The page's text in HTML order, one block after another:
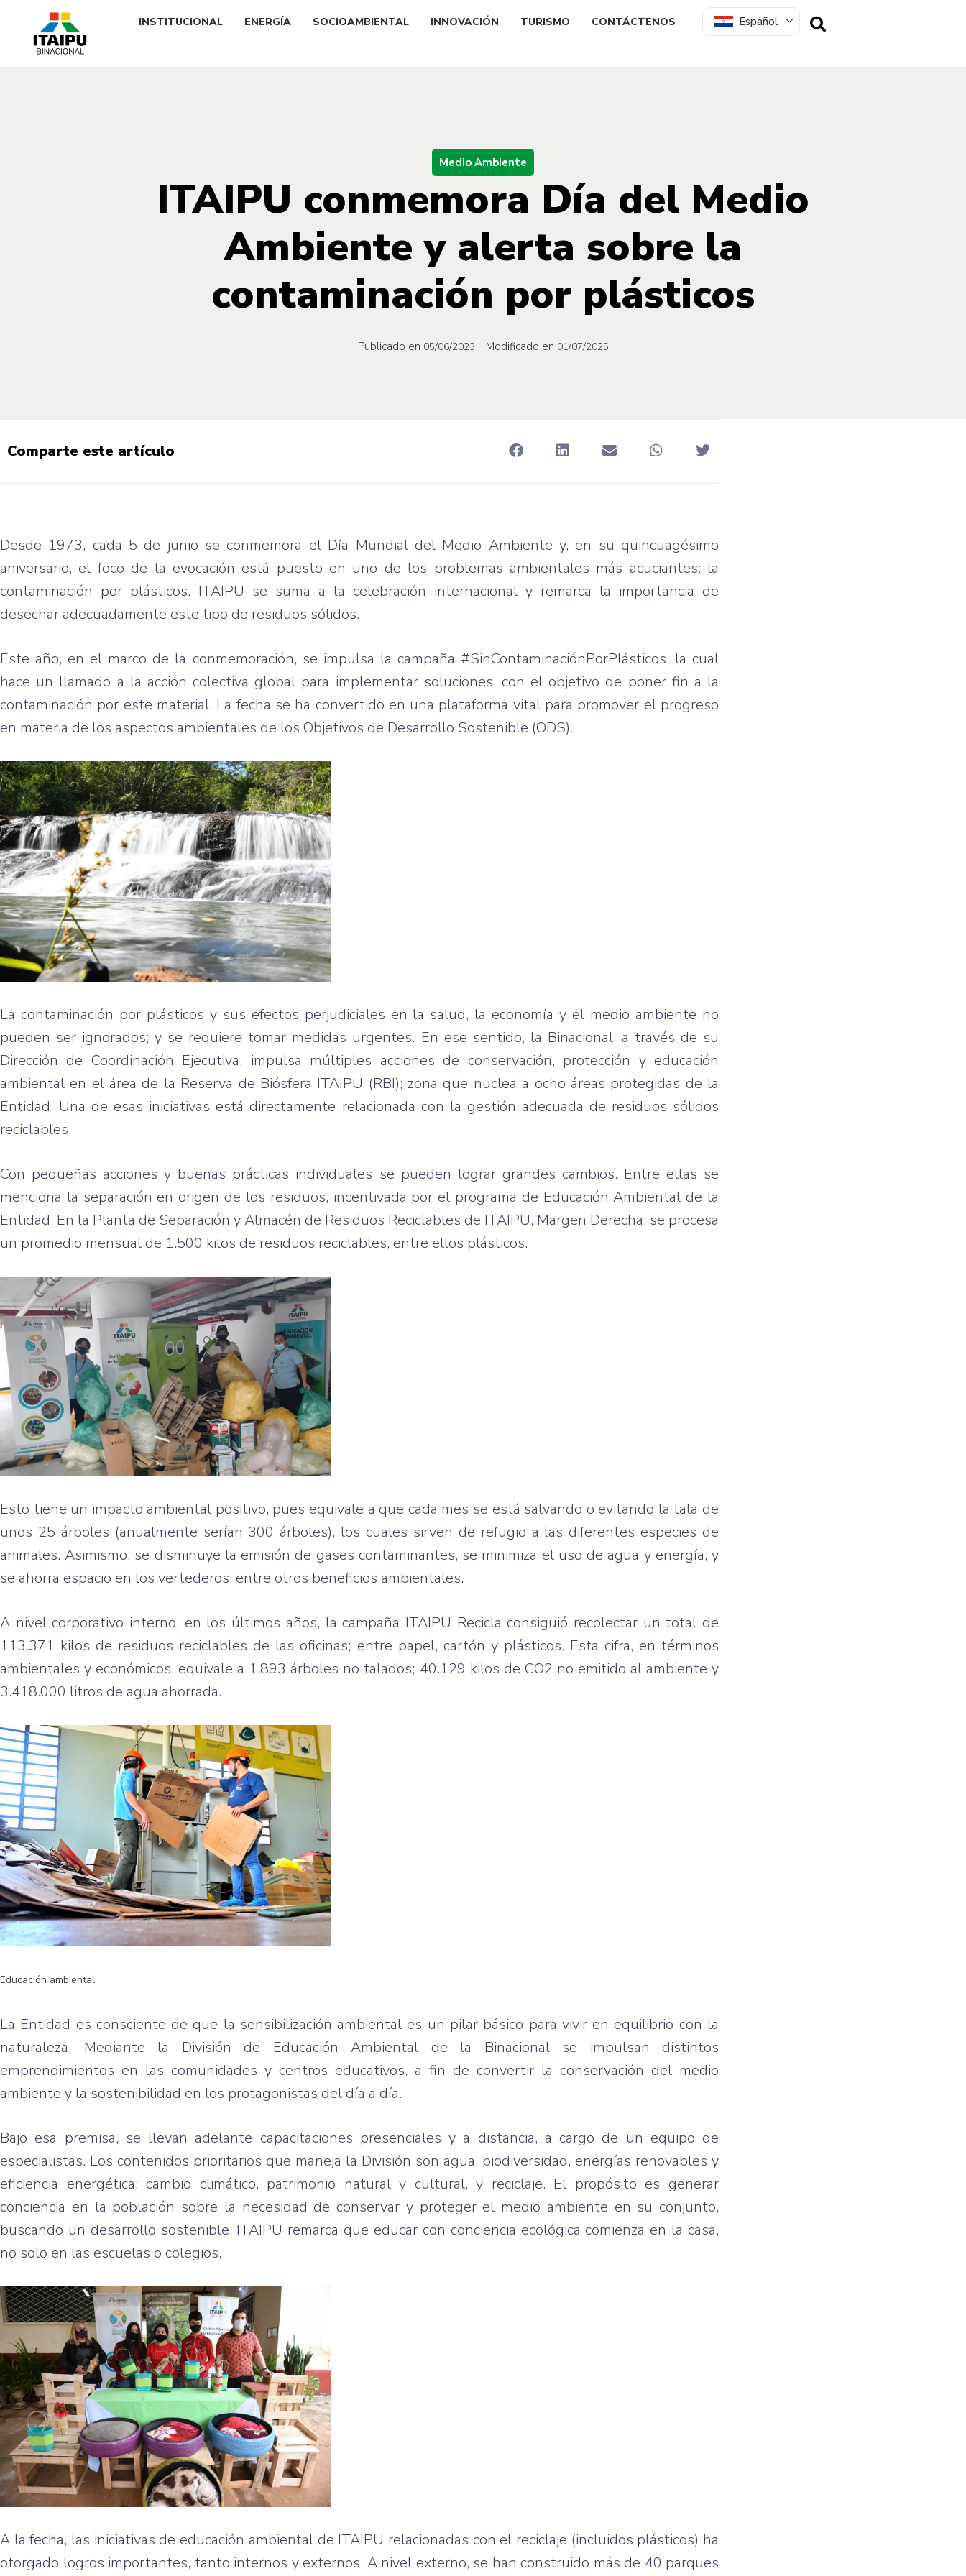
INSTITUCIONAL ENERGÍA SOCIOAMBIENTAL INNOVACIÓN TURISMO CONTÁCTENOS Español
Medio Ambiente
ITAIPU conmemora Día del Medio
Ambiente y alerta sobre la
contaminación por plásticos
Publicado en 05/06/2023 | Modificado en 01/07/2025
Comparte este artículo
Desde 1973, cada 5 de junio se conmemora el Día Mundial del Medio Ambiente y, en su quincuagésimo
aniversario, el foco de la evocación está puesto en uno de los problemas ambientales más acuciantes: la
contaminación por plásticos. ITAIPU se suma a la celebración internacional y remarca la importancia de
desechar adecuadamente este tipo de residuos sólidos.
Este año, en el marco de la conmemoración, se impulsa la campaña #SinContaminaciónPorPlásticos, la cual
hace un llamado a la acción colectiva global para implementar soluciones, con el objetivo de poner fin a la
contaminación por este material. La fecha se ha convertido en una plataforma vital para promover el progreso
en materia de los aspectos ambientales de los Objetivos de Desarrollo Sostenible (ODS).
La contaminación por plásticos y sus efectos perjudiciales en la salud, la economía y el medio ambiente no
pueden ser ignorados; y se requiere tomar medidas urgentes. En ese sentido, la Binacional, a través de su
Dirección de Coordinación Ejecutiva, impulsa múltiples acciones de conservación, protección y educación
ambiental en el área de la Reserva de Biósfera ITAIPU (RBI); zona que nuclea a ocho áreas protegidas de la
Entidad. Una de esas iniciativas está directamente relacionada con la gestión adecuada de residuos sólidos
reciclables.
Con pequeñas acciones y buenas prácticas individuales se pueden lograr grandes cambios. Entre ellas se
menciona la separación en origen de los residuos, incentivada por el programa de Educación Ambiental de la
Entidad. En la Planta de Separación y Almacén de Residuos Reciclables de ITAIPU, Margen Derecha, se procesa
un promedio mensual de 1.500 kilos de residuos reciclables, entre ellos plásticos.
Esto tiene un impacto ambiental positivo, pues equivale a que cada mes se está salvando o evitando la tala de
unos 25 árboles (anualmente serían 300 árboles), los cuales sirven de refugio a las diferentes especies de
animales. Asimismo, se disminuye la emisión de gases contaminantes, se minimiza el uso de agua y energía, y
se ahorra espacio en los vertederos, entre otros beneficios ambientales.
A nivel corporativo interno, en los últimos años, la campaña ITAIPU Recicla consiguió recolectar un total de
113.371 kilos de residuos reciclables de las oficinas; entre papel, cartón y plásticos. Esta cifra, en términos
ambientales y económicos, equivale a 1.893 árboles no talados; 40.129 kilos de CO2 no emitido al ambiente y
3.418.000 litros de agua ahorrada.
Educación ambiental
La Entidad es consciente de que la sensibilización ambiental es un pilar básico para vivir en equilibrio con la
naturaleza. Mediante la División de Educación Ambiental de la Binacional se impulsan distintos
emprendimientos en las comunidades y centros educativos, a fin de convertir la conservación del medio
ambiente y la sostenibilidad en los protagonistas del día a día.
Bajo esa premisa, se llevan adelante capacitaciones presenciales y a distancia, a cargo de un equipo de
especialistas. Los contenidos prioritarios que maneja la División son agua, biodiversidad, energías renovables y
eficiencia energética; cambio climático, patrimonio natural y cultural, y reciclaje. El propósito es generar
conciencia en la población sobre la necesidad de conservar y proteger el medio ambiente en su conjunto,
buscando un desarrollo sostenible. ITAIPU remarca que educar con conciencia ecológica comienza en la casa,
no solo en las escuelas o colegios.
A la fecha, las iniciativas de educación ambiental de ITAIPU relacionadas con el reciclaje (incluidos plásticos) ha
otorgado logros importantes, tanto internos y externos. A nivel externo, se han construido más de 40 parques